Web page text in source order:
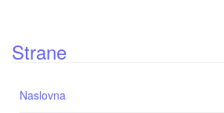
Strane
Naslovna